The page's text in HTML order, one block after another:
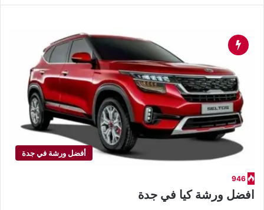
أفضل ورشة في جدة
946
افضل ورشة كيا في جدة